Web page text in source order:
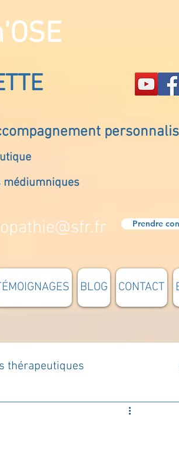
médiumniques
Prendre
BLOG CONTACT
thérapeutiques
Méthodologie